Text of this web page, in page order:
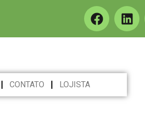
CONTATO LOJISTA